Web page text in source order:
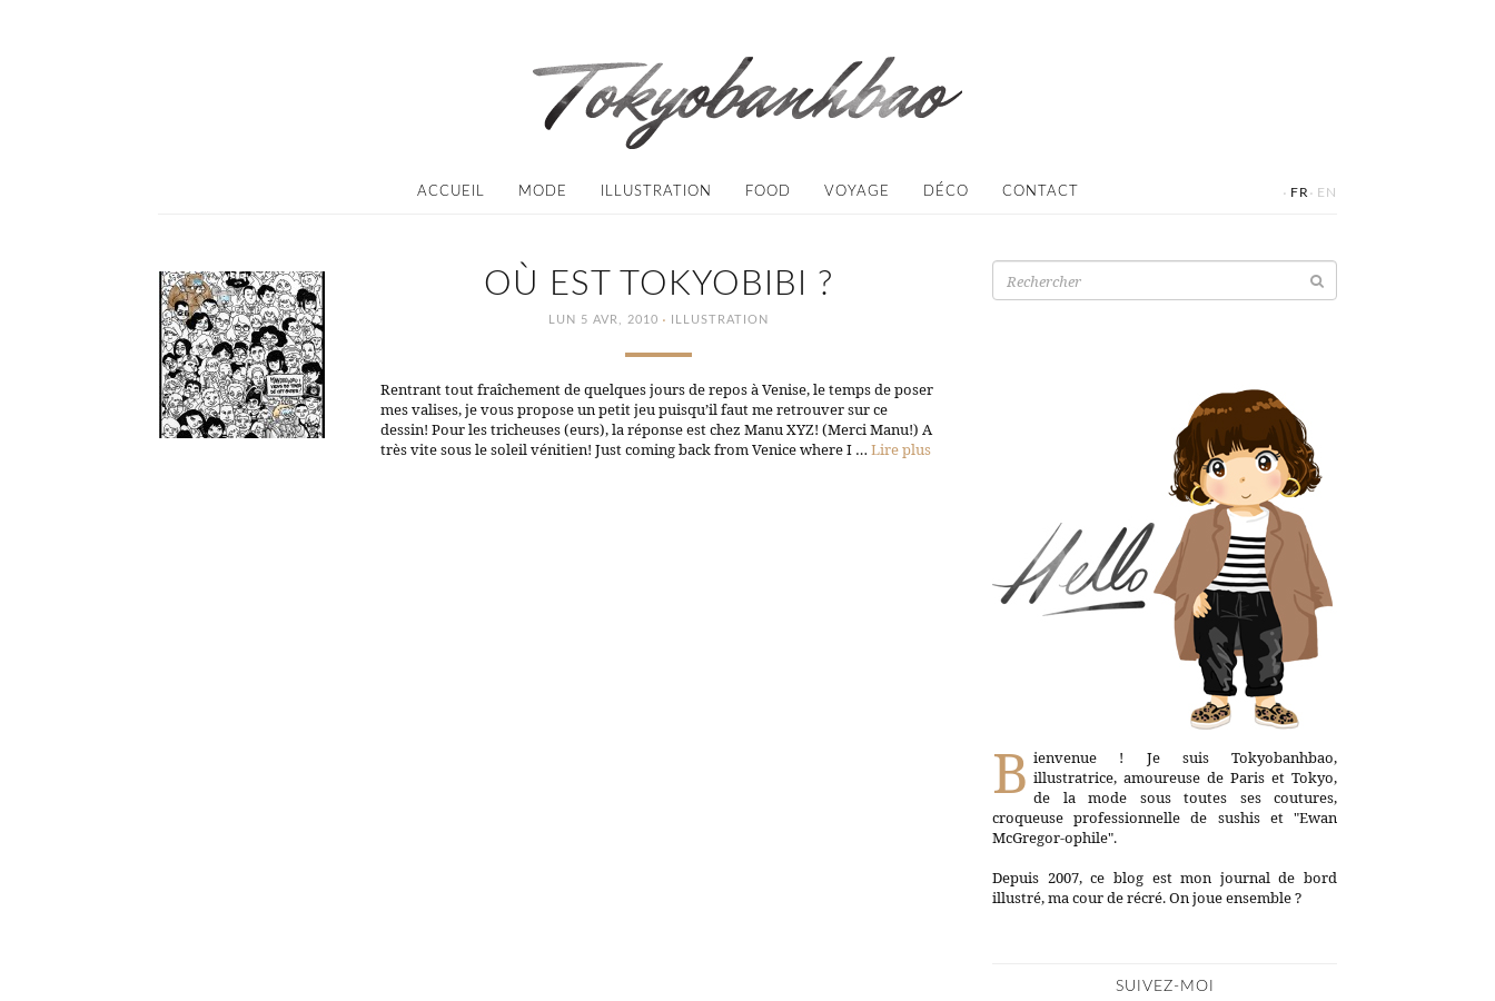
ACCUEIL MODE ILLUSTRATION FOOD VOYAGE DÉCO CONTACT · FR · EN
OÙ EST TOKYOBIBI ?
LUN 5 AVR, 2010 · ILLUSTRATION
Rentrant tout fraîchement de quelques jours de repos à Venise, le temps de poser
mes valises, je vous propose un petit jeu puisqu’il faut me retrouver sur ce
dessin! Pour les tricheuses (eurs), la réponse est chez Manu XYZ! (Merci Manu!) A
très vite sous le soleil vénitien! Just coming back from Venice where I … Lire plus
Recherche
pour:
B ienvenue ! Je suis Tokyobanhbao,
illustratrice, amoureuse de Paris et Tokyo,
de la mode sous toutes ses coutures,
croqueuse professionnelle de sushis et "Ewan
McGregor-ophile".
Depuis 2007, ce blog est mon journal de bord
illustré, ma cour de récré. On joue ensemble ?
SUIVEZ-MOI